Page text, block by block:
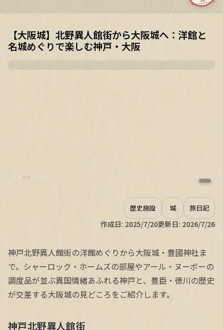
【大阪城】北野異人館街から大阪城へ：洋館と
名城めぐりで楽しむ神戸・大阪
作成日: 2025/7/20更新日: 2026/7/26
歴史施設 城 旅日記
神戸北野異人館街の洋館めぐりから大阪城・豊國神社ま
で。シャーロック・ホームズの部屋やアール・ヌーボーの
調度品が並ぶ異国情緒あふれる神戸と、豊臣・徳川の歴史
が交差する大阪城の見どころをご紹介します。
神戸北野異人館街